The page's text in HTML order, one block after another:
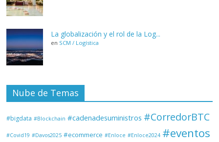
La globalización y el rol de la Log...
en SCM / Logística
Nube de Temas
#bigdata #Blockchain #cadenadesuministros #CorredorBTC
#Covid19 #Davos2025 #ecommerce #Enloce #Enloce2024 #eventos